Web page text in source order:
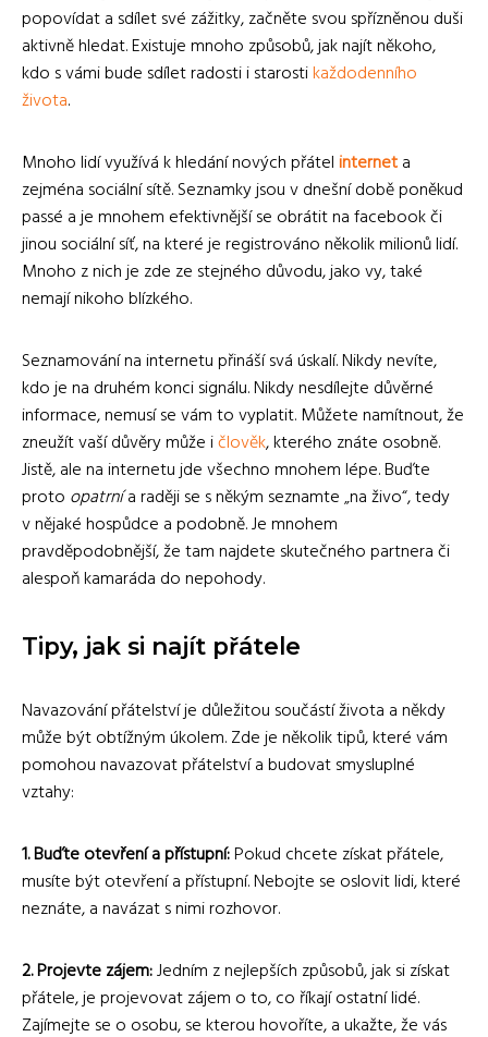
popovídat a sdílet své zážitky, začněte svou spřízněnou duši
aktivně hledat. Existuje mnoho způsobů, jak najít někoho,
kdo s vámi bude sdílet radosti i starostikaždodenního
života.
Mnoho lidí využívá k hledání nových přátelinterneta
zejména sociální sítě. Seznamky jsou v dnešní době poněkud
passé a je mnohem efektivnější se obrátit na facebook či
jinou sociální síť, na které je registrováno několik milionů lidí.
Mnoho z nich je zde ze stejného důvodu, jako vy, také
nemají nikoho blízkého.
Seznamování na internetu přináší svá úskalí. Nikdy nevíte,
kdo je na druhém konci signálu. Nikdy nesdílejte důvěrné
informace, nemusí se vám to vyplatit. Můžete namítnout, že
zneužít vaší důvěry může ičlověk, kterého znáte osobně.
Jistě, ale na internetu jde všechno mnohem lépe. Buďte
proto opatrnía raději se s někým seznamte „na živo“, tedy
v nějaké hospůdce a podobně. Je mnohem
pravděpodobnější, že tam najdete skutečného partnera či
alespoň kamaráda do nepohody.
Tipy, jak si najít přátele
Navazování přátelství je důležitou součástí života a někdy
může být obtížným úkolem. Zde je několik tipů, které vám
pomohou navazovat přátelství a budovat smysluplné
vztahy:
1. Buďte otevření a přístupní:Pokud chcete získat přátele,
musíte být otevření a přístupní. Nebojte se oslovit lidi, které
neznáte, a navázat s nimi rozhovor.
2. Projevte zájem:Jedním z nejlepších způsobů, jak si získat
přátele, je projevovat zájem o to, co říkají ostatní lidé.
Zajímejte se o osobu, se kterou hovoříte, a ukažte, že vás